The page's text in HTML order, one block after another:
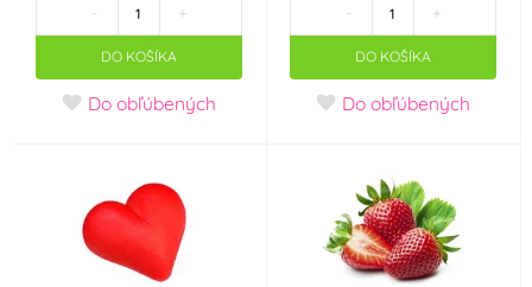
Materiál
Výrobce deklaruje
Ne (0) Ano (0)
- +
DO KOŠÍKA
Do obľúbených
- +
DO KOŠÍKA
Do obľúbených